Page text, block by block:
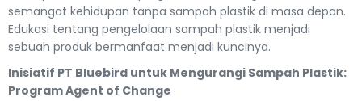
semangat kehidupan tanpa sampah plastik di masa depan.
Edukasi tentang pengelolaan sampah plastik menjadi
sebuah produk bermanfaat menjadi kuncinya.
Inisiatif PT Bluebird untuk Mengurangi Sampah Plastik:
Program Agent of Change